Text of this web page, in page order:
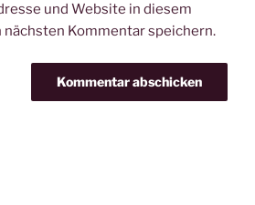
und Website in diesem
Kommentar speichern.